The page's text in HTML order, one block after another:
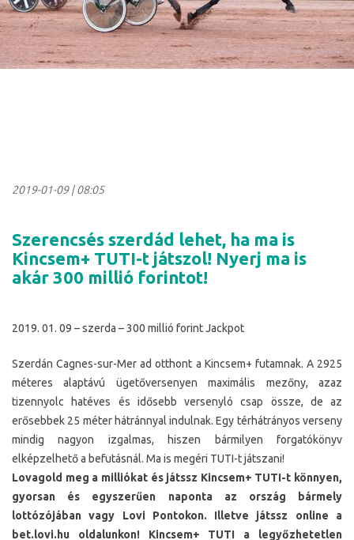
2019-01-09|08:05
Szerencsés szerdád lehet, ha ma is
Kincsem+ TUTI-t játszol! Nyerj ma is
akár 300 millió forintot!
2019. 01. 09 – szerda – 300 millió forint Jackpot
Szerdán Cagnes-sur-Mer ad otthont a Kincsem+ futamnak. A 2925
méteres alaptávú ügetőversenyen maximális mezőny, azaz
tizennyolc hatéves és idősebb versenyló csap össze, de az
erősebbek 25 méter hátránnyal indulnak. Egy térhátrányos verseny
mindig nagyon izgalmas, hiszen bármilyen forgatókönyv
elképzelhető a befutásnál. Ma is megéri TUTI-t játszani!
Lovagold meg a milliókat és játssz Kincsem+ TUTI-t könnyen,
gyorsan és egyszerűen naponta az ország bármely
lottózójában vagy Lovi Pontokon. Illetve játssz online a
bet.lovi.hu oldalunkon! Kincsem+ TUTI a legyőzhetetlen